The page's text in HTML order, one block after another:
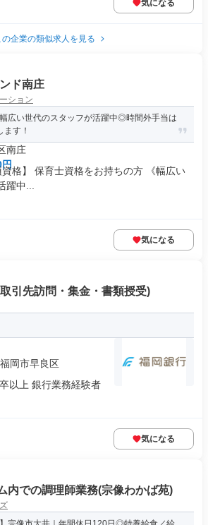
気になる
の企業の類似求人を見る
ド南庄
ション
幅広い世代のスタッフが活躍中◎時間外手当は
す！
南庄
格】 保育士資格をお持ちの方 《幅広い
躍中...
気になる
引先訪問・集金・書類授受)
岡市早良区
以上 銀行業務経験者
気になる
内での調理師業務(宗像わかば苑)